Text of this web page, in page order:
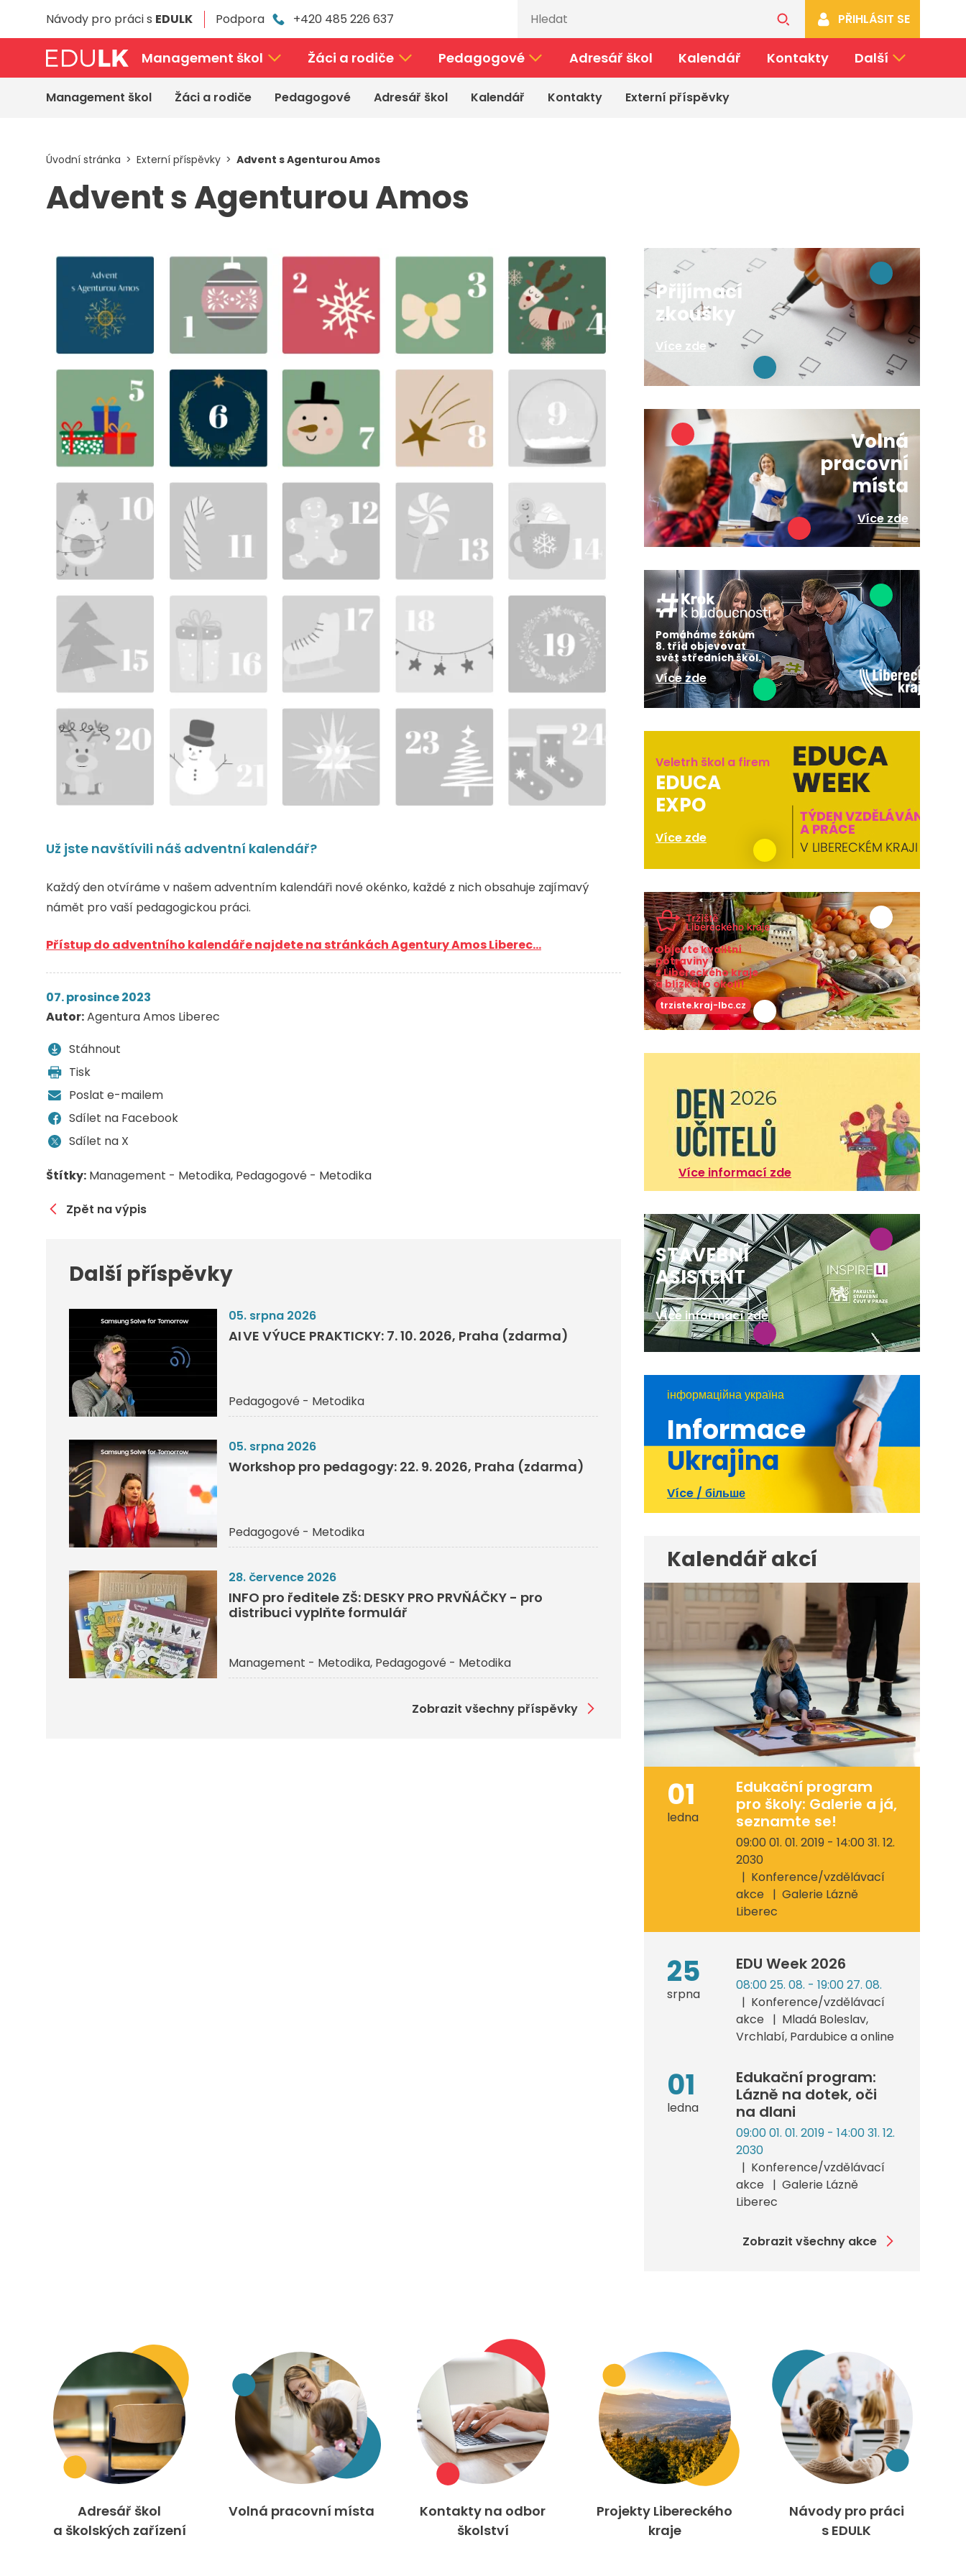
Návody pro práci s EDULK Podpora +420 485 226 637 PŘIHLÁSIT SE
Management škol Žáci a rodiče Pedagogové Adresář škol Kalendář Kontakty Další
Management škol Žáci a rodiče Pedagogové Adresář škol Kalendář Kontakty Externí příspěvky
Úvodní stránka Externí příspěvky Advent s Agenturou Amos
Advent s Agenturou Amos
Už jste navštívili náš adventní kalendář?
Každý den otvíráme v našem adventním kalendáři nové okénko, každé z nich obsahuje zajímavý
námět pro vaší pedagogickou práci.
Přístup do adventního kalendáře najdete na stránkách Agentury Amos Liberec...
07. prosince 2023
Autor:Agentura Amos Liberec
Stáhnout
Tisk
Poslat e-mailem
Sdílet na Facebook
Sdílet na X
Štítky: Management - Metodika Pedagogové - Metodika
Zpět na výpis
Další příspěvky
05. srpna 2026
AI VE VÝUCE PRAKTICKY: 7. 10. 2026, Praha (zdarma)
Pedagogové - Metodika
05. srpna 2026
Workshop pro pedagogy: 22. 9. 2026, Praha (zdarma)
Pedagogové - Metodika
28. července 2026
INFO pro ředitele ZŠ: DESKY PRO PRVŇÁČKY - pro
distribuci vyplňte formulář
Management - Metodika Pedagogové - Metodika
Zobrazit všechny příspěvky
Přijímací
zkoušky
Více zde
Volná
pracovní
místa
Více zde
Pomáháme žákům
8. tříd objevovat
svět středních škol.
Více zde
Veletrh škol a firem
EDUCA
EXPO
Více zde
Objevte kvalitní
potraviny
z Libereckého kraje
a blízkého okolí!
trziste.kraj-lbc.cz
Více informací zde
STAVEBNÍ
ASISTENT
Více informací zde
інформаційна україна
Informace
Ukrajina
Více / більше
Kalendář akcí
01
ledna
Edukační program
pro školy: Galerie a já,
seznamte se!
09:00 01. 01. 2019 - 14:00 31. 12.
2030
Konference/vzdělávací
akce
Galerie Lázně
Liberec
25
srpna
EDU Week 2026
08:00 25. 08. - 19:00 27. 08.
Konference/vzdělávací
akce
Mladá Boleslav,
Vrchlabí, Pardubice a online
01
ledna
Edukační program:
Lázně na dotek, oči
na dlani
09:00 01. 01. 2019 - 14:00 31. 12.
2030
Konference/vzdělávací
akce
Galerie Lázně
Liberec
Zobrazit všechny akce
Adresář škol
a školských zařízení
Volná pracovní místa
Kontakty na odbor
školství
Projekty Libereckého
kraje
Návody pro práci
s EDULK